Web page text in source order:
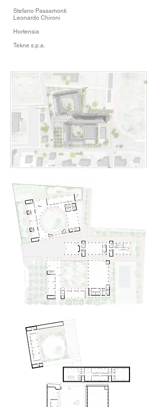
Stefano Passamonti
Leonardo Chironi
Hortensia
Tekne s.p.a.